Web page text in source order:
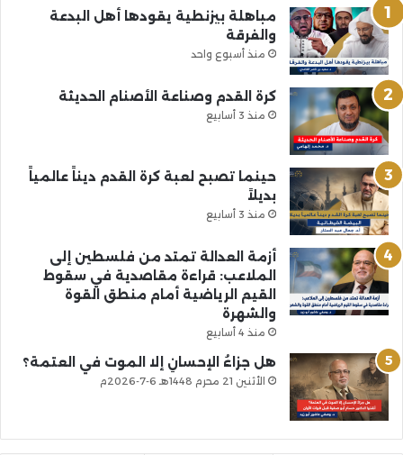
مباهلة بيزنطية يقودها أهل البدعة
والفرقة
منذ أسبوع واحد
كرة القدم وصناعة الأصنام الحديثة
منذ 3 أسابيع
حينما تصبح لعبة كرة القدم ديناً عالمياً
بديلاً
منذ 3 أسابيع
أزمة العدالة تمتد من فلسطين إلى
الملاعب: قراءة مقاصدية في سقوط
القيم الرياضية أمام منطق القوة
والشهرة
منذ 4 أسابيع
هل جزاءُ الإحسانِ إلا الموت في العتمة؟
الأثنين 21 محرم 1448هـ 6-7-2026م